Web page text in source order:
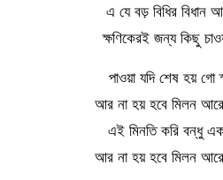
এ যে বড় বিধির বিধান
ক্ষণিকেরই জন্য কিছু
পাওয়া যদি শেষ হয় গো
আর না হয় হবে মিলন
এই মিনতি করি বন্ধু
আর না হয় হবে মিলন